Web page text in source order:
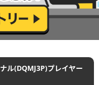
ル(DQMJ3P)プレイヤー